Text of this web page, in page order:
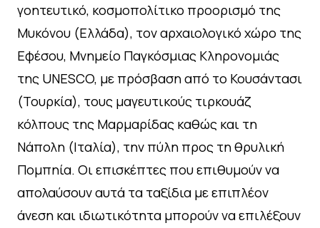
γοητευτικό, κοσμοπολίτικο προορισμό της
Μυκόνου (Ελλάδα), τον αρχαιολογικό χώρο της
Εφέσου, Μνημείο Παγκόσμιας Κληρονομιάς
της UNESCO, με πρόσβαση από το Κουσάντασι
(Τουρκία), τους μαγευτικούς τιρκουάζ
κόλπους της Μαρμαρίδας καθώς και τη
Νάπολη (Ιταλία), την πύλη προς τη θρυλική
Πομπηία. Οι επισκέπτες που επιθυμούν να
απολαύσουν αυτά τα ταξίδια με επιπλέον
άνεση και ιδιωτικότητα μπορούν να επιλέξουν